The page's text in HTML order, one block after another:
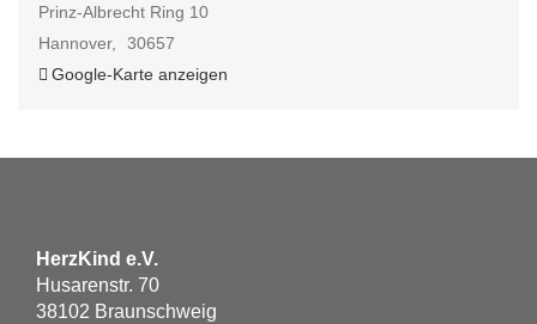
Prinz-Albrecht Ring 10
Hannover,
30657
Google-Karte anzeigen
HerzKind e.V.
Husarenstr. 70
38102 Braunschweig